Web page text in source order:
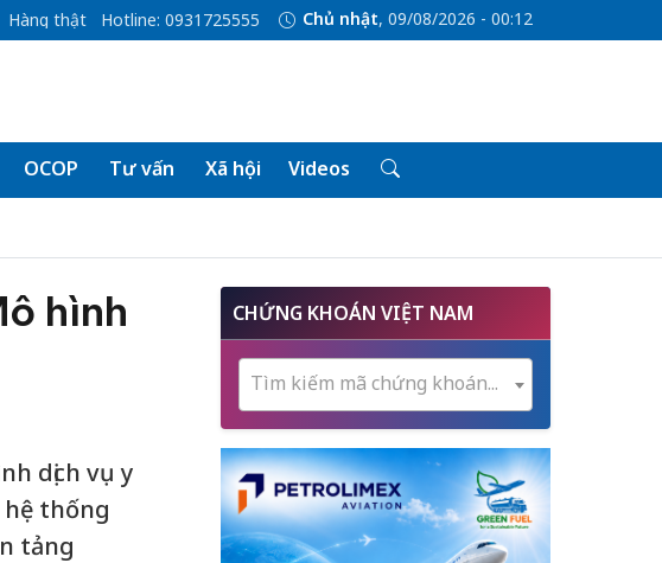
Hàng thật Hotline: 0931725555 Chủ nhật, 09/08/2026 - 00:12
OCOP Tư vấn Xã hội Videos
hình
dịch vụ y
thống
tảng
CHỨNG KHOÁN VIỆT NAM
Tìm kiếm mã chứng khoán...